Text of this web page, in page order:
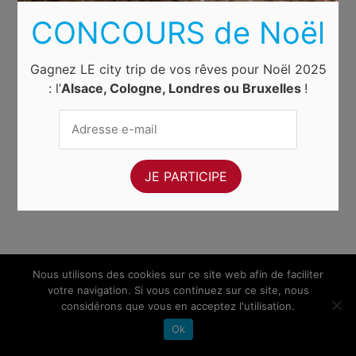
Nous utilisons des cookies sur ce site web afin de faciliter
votre navigation. Si vous continuez sur ce site, nous
considérons que vous en acceptez l'utilisation.
Ok
CONCOURS de Noël
Gagnez LE city trip de vos rêves pour Noël 2025
: l’Alsace, Cologne, Londres ou Bruxelles !